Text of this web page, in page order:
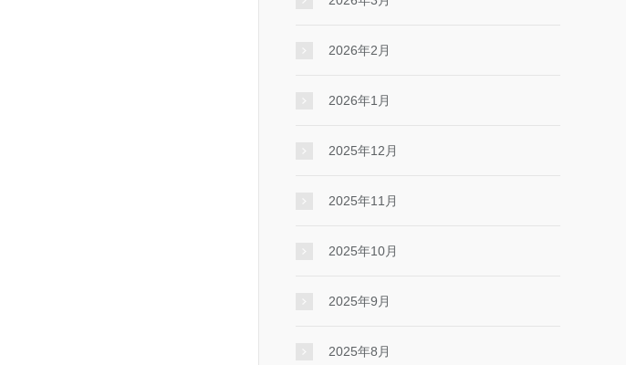
2026年2月
2026年1月
2025年12月
2025年11月
2025年10月
2025年9月
2025年8月